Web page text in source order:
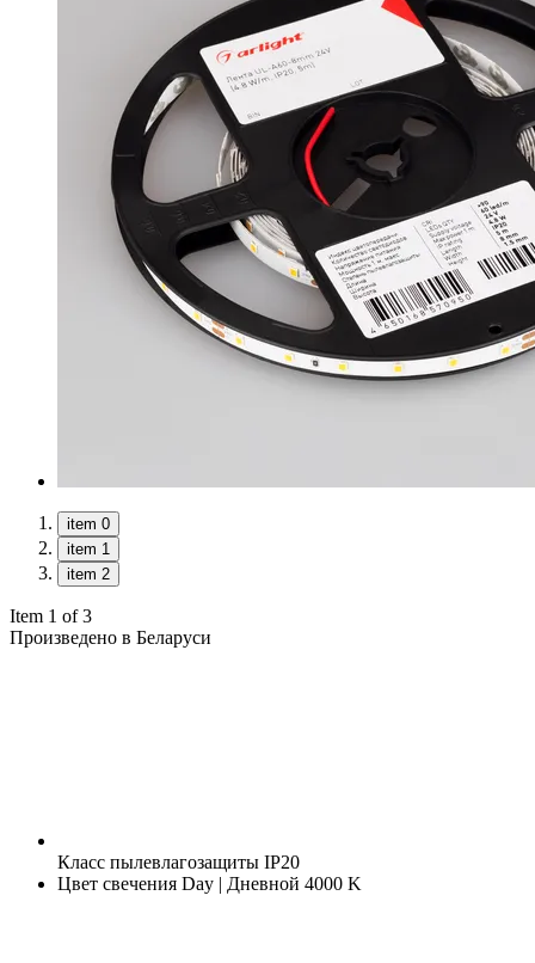
item 0
item 1
item 2
Item 1 of 3
Произведено в Беларуси
Класс пылевлагозащиты IP20
Цвет свечения Day | Дневной 4000 K